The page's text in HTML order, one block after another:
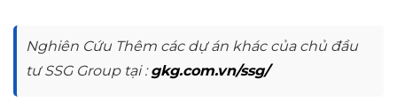
Nghiên Cứu Thêm các dự án khác của chủ đầu
tư SSG Group tại :gkg.com.vn/ssg/